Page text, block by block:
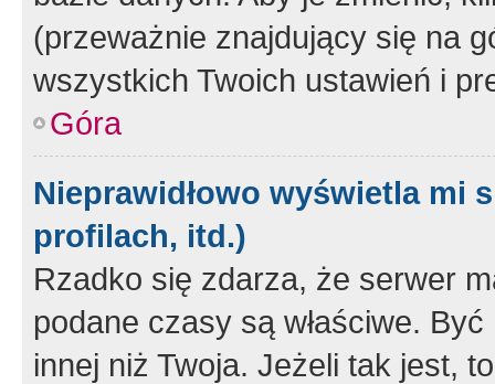
(przeważnie znajdujący się na
wszystkich Twoich ustawień i
Góra
Nieprawidłowo wyświetla mi
profilach, itd.)
Rzadko się zdarza, że serwer
podane czasy są właściwe.
innej niż Twoja. Jeżeli tak jest,